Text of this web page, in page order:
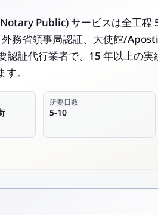
Public) サービスは全工程
務省領事局認証、大使館/
証代行業者で、15 年以上の
。
所要日数
5-10